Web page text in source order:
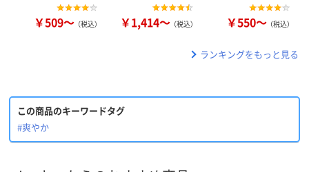
￥509～ （税込） ￥1,414～ （税込） ￥550～ （税込）
ランキングをもっと見る
この商品のキーワードタグ
#爽やか